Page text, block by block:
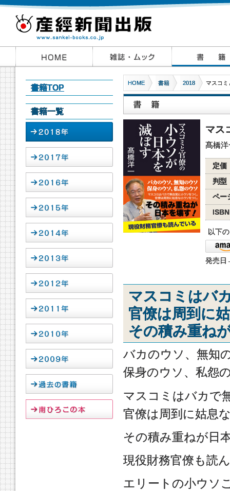
書籍TOP
書籍一覧
HOME 書籍 2018 マスコミ
マス
髙橋
定価
判型
ペー
ISBN
以下
発売日
マスコミはバ
官僚は周到に
その積み重ね
バカのウソ、無知
保身のウソ、私怨
マスコミはバカで
官僚は周到に姑息
その積み重ねが日
現役財務官僚も読
エリートの小ウソ